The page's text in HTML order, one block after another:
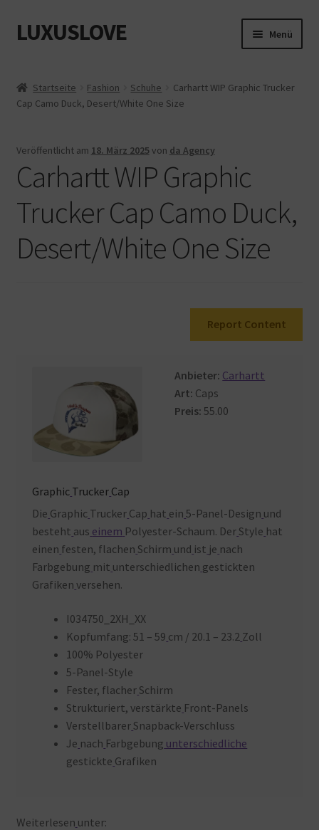
Zur
Navigation
Zum
Inhalt
LUXUSLOVE Menü
Cookie-Richtlinie (EU)
Datenschutz
Impressum
Kasse
Mein Konto
Startseite Fashion Schuhe
Carhartt WIP Graphic Trucker
Cap Camo Duck, Desert/White One Size
Veröffentlicht am 18. März 2025von da Agency
Carhartt WIP Graphic
Trucker Cap Camo Duck,
Desert/White One Size
Report Content
Anbieter: Carhartt
Art: Caps
Preis:55.00
Graphic Trucker Cap
Die Graphic Trucker Cap hat ein 5-Panel-Design und
besteht aus einem Polyester-Schaum. Der Style hat
einen festen, flachen Schirm und ist je nach
Farbgebung mit unterschiedlichen gestickten
Grafiken versehen.
I034750_2XH_XX
Kopfumfang: 51 – 59 cm / 20.1 – 23.2 Zoll
100% Polyester
5-Panel-Style
Fester, flacher Schirm
Strukturiert, verstärkte Front-Panels
Verstellbarer Snapback-Verschluss
Je nach Farbgebung unterschiedliche
gestickte Grafiken
Weiterlesen unter: